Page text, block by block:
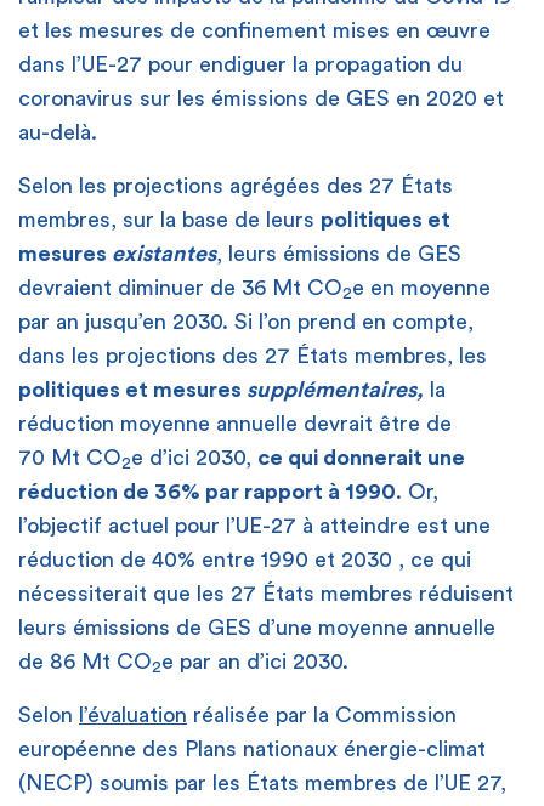
et les mesures de confinement mises en œuvre
dans l’UE-27 pour endiguer la propagation du
coronavirus sur les émissions de GES en 2020 et
au-delà.
Selon les projections agrégées des 27 États
membres, sur la base de leurs politiques et
mesures existantes, leurs émissions de GES
devraient diminuer de 36 Mt CO2e en moyenne
par an jusqu’en 2030. Si l’on prend en compte,
dans les projections des 27 États membres, les
politiques et mesures supplémentaires, la
réduction moyenne annuelle devrait être de
70 Mt CO2e d’ici 2030, ce qui donnerait une
réduction de 36% par rapport à 1990. Or,
l’objectif actuel pour l’UE-27 à atteindre est une
réduction de 40% entre 1990 et 2030 , ce qui
nécessiterait que les 27 États membres réduisent
leurs émissions de GES d’une moyenne annuelle
de 86 Mt CO2e par an d’ici 2030.
Selon l’évaluation réalisée par la Commission
européenne des Plans nationaux énergie-climat
(NECP) soumis par les États membres de l’UE 27,